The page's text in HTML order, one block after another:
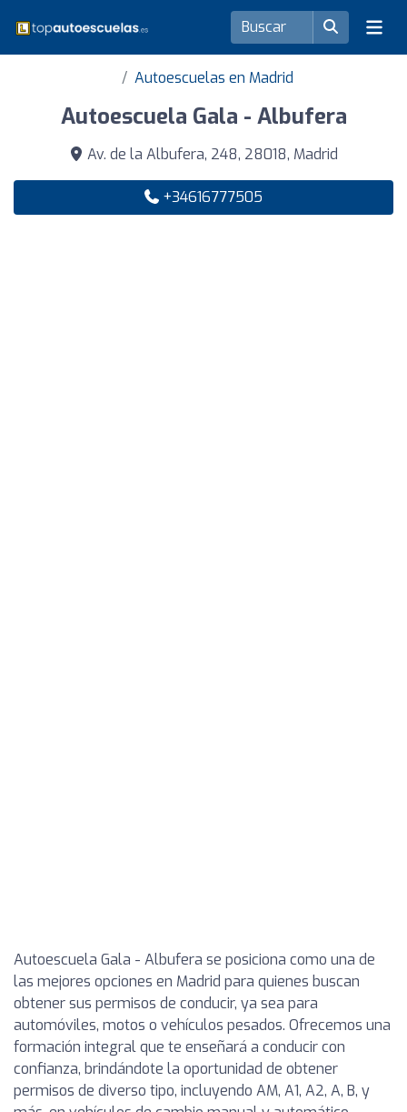
Autoescuelas en Madrid
Autoescuela Gala - Albufera
Av. de la Albufera, 248, 28018, Madrid
+34616777505
Autoescuela Gala - Albufera se posiciona como una de
las mejores opciones en Madrid para quienes buscan
obtener sus permisos de conducir, ya sea para
automóviles, motos o vehículos pesados. Ofrecemos una
formación integral que te enseñará a conducir con
confianza, brindándote la oportunidad de obtener
permisos de diverso tipo, incluyendo AM, A1, A2, A, B, y